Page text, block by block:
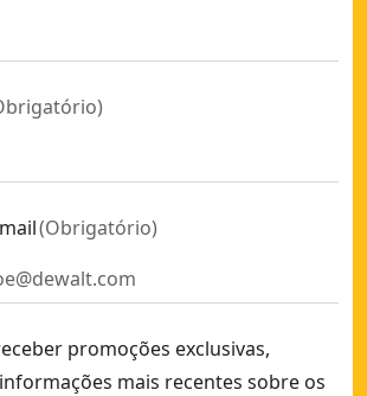
)
(Obrigatório)
promoções exclusivas,
mais recentes sobre os